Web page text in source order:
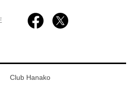
Club Hanako